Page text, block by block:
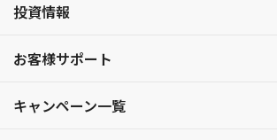
投資情報
お客様サポート
キャンペーン一覧